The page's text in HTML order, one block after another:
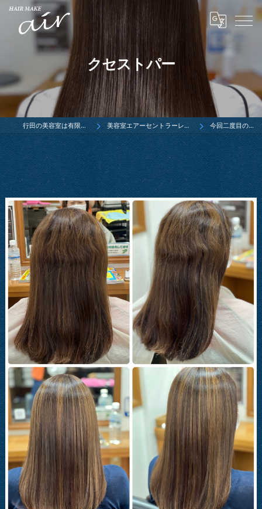
クセストパー
行田の美容室は有限会社ウエダ 美容室エアーセントラーレ行田店ブログ 今回二度目のクセス…